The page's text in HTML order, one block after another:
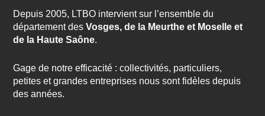
Depuis 2005, LTBO intervient sur l’ensemble du
département desVosges, de la Meurthe et Moselle et
de la Haute Saône.
Gage de notre efficacité : collectivités, particuliers,
petites et grandes entreprises nous sont fidèles depuis
des années.